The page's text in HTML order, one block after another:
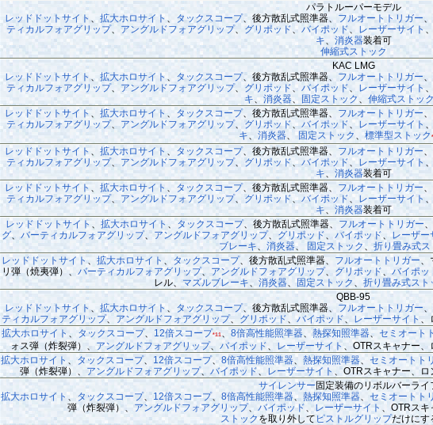
パラトルーパーモデル
レッドドットサイト、 拡大ホロサイト 、 タックスコープ、後方散乱式照準器、 フルオートトリガー
ティカルフォアグリップ、 アングルドフォアグリップ、 グリポッド、 バイポッド、 レーザーサイト
キ、 消炎器装着可
伸縮式ストック
KAC LMG
レッドドットサイト、 拡大ホロサイト 、 タックスコープ、後方散乱式照準器、 フルオートトリガー
ティカルフォアグリップ、 アングルドフォアグリップ、 グリポッド、 バイポッド、 レーザーサイト
キ、 消炎器、 固定ストック 、 伸縮式ストック
レッドドットサイト 、 拡大ホロサイト 、 タックスコープ、後方散乱式照準器、 フルオートトリガー
ティカルフォアグリップ、 アングルドフォアグリップ、 グリポッド、 バイポッド、 レーザーサイト
キ、 消炎器、固定ストック 、 標準型ストック
レッドドットサイト 、 拡大ホロサイト 、 タックスコープ、後方散乱式照準器、 フルオートトリガー
ティカルフォアグリップ、 アングルドフォアグリップ、 グリポッド、 バイポッド、 レーザーサイト
キ、 消炎器装着可
レッドドットサイト 、 拡大ホロサイト 、 タックスコープ、後方散乱式照準器、 フルオートトリガー
ティカルフォアグリップ、 アングルドフォアグリップ、 グリポッド、 バイポッド、 レーザーサイト
キ、 消炎器装着可
レッドドットサイト 、拡大ホロサイト 、 タックスコープ、後方散乱式照準器、 フルオートトリガー
グ、バーティカルフォアグリップ、 アングルドフォアグリップ、 グリポッド、 バイポッド、レーザー
ブレーキ、消炎器、 固定ストック 、折り畳み式
レッドドットサイト、拡大ホロサイト 、 タックスコープ、後方散乱式照準器、 フルオートトリガー、
リ弾（焼夷弾）、 バーティカルフォアグリップ、アングルドフォアグリップ、 グリポッド、バイポッ
レル、マズルブレーキ、 消炎器、固定ストック 、 折り畳み式スト
QBB-95
レッドドットサイト、 拡大ホロサイト 、 タックスコープ、後方散乱式照準器、 フルオートトリガー
ティカルフォアグリップ、 アングルドフォアグリップ、 グリポッド、バイポッド、 レーザーサイト 、
拡大ホロサイト 、 タックスコープ、 12倍スコープ*11、 8倍高性能照準器、熱探知照準器、 セミオート
ォス弾（炸裂弾）、 アングルドフォアグリップ、バイポッド、 レーザーサイト、OTRスキャナー
拡大ホロサイト 、 タックスコープ、 12倍スコープ、 8倍高性能照準器、 熱探知照準器、 セミオートト
弾（炸裂弾）、 アングルドフォアグリップ、バイポッド、 レーザーサイト 、OTRスキャナー、
サイレンサー固定装備のリボルバーライ
拡大ホロサイト 、 タックスコープ、12倍スコープ、 8倍高性能照準器、 熱探知照準器、 セミオートト
弾（炸裂弾）、 アングルドフォアグリップ、バイポッド、 レーザーサイト 、OTRスキ
ストックを取り外して ピストルグリップだけにす